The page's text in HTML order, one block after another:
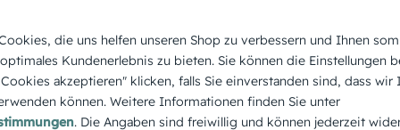
Licht
STERBEBILD
Sterbebildkarte
Trauer Rosen
die uns helfen unseren Shop zu verbessern und Ihnen
Kundenerlebnis zu bieten. Sie können die Einstellungen
akzeptieren" klicken, falls Sie einverstanden sind, dass
können. Weitere Informationen finden Sie unter
. Die Angaben sind freiwillig und können jederzeit